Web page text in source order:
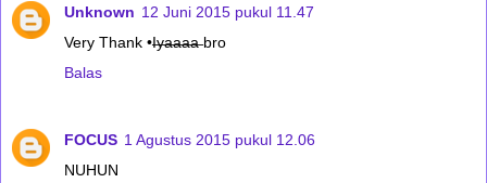
Unknown 12 Juni 2015 pukul 11.47
Very Thank •I̶y̶a̶a̶a̶a̶ bro
Balas
FOCUS 1 Agustus 2015 pukul 12.06
NUHUN